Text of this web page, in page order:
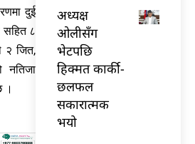
दुई
सहित ८
जित,
नतिजा
।
अध्यक्ष
ओलीसँग
भेटपछि
हिक्मत कार्की-
छलफल
सकारात्मक
भयो